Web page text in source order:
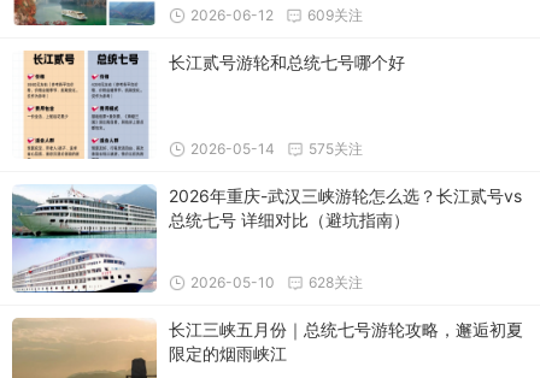
609关注
2026-06-12
长江贰号游轮和总统七号哪个好
575关注
2026-05-14
2026年重庆-武汉三峡游轮怎么选？长江贰号vs
总统七号 详细对比（避坑指南）
628关注
2026-05-10
长江三峡五月份｜总统七号游轮攻略，邂逅初夏
限定的烟雨峡江